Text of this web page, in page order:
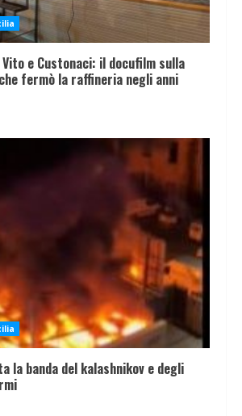
e Custonaci: il docufilm sulla
fermò la raffineria negli anni
la banda del kalashnikov e degli